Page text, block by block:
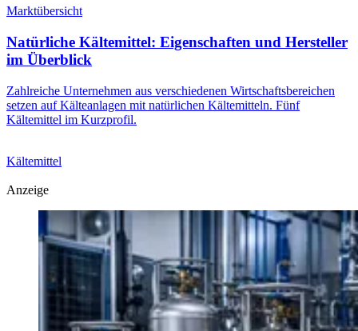
Marktübersicht
Natürliche Kältemittel: Eigenschaften und Hersteller
im Überblick
Zahlreiche Unternehmen aus verschiedenen Wirtschaftsbereichen
setzen auf Kälteanlagen mit natürlichen Kältemitteln. Fünf
Kältemittel im Kurzprofil.
Kältemittel
Anzeige